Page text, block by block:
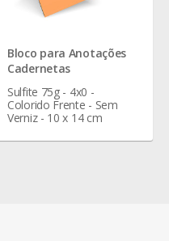
Bloco para Anotações
Cadernetas
Sulfite 75g - 4x0 -
Colorido Frente - Sem
Verniz - 10 x 14 cm